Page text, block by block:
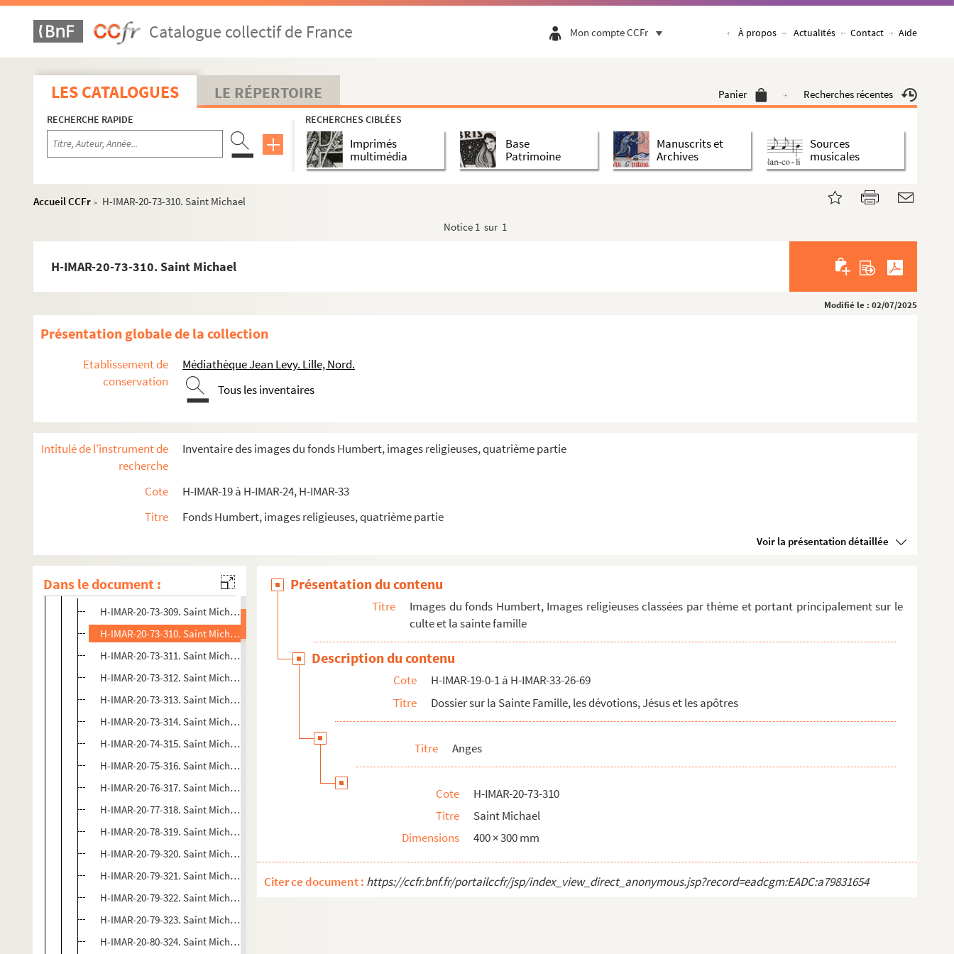
Catalogue collectif de France Mon compte CCFr À propos Actualités Contact Aide
LES CATALOGUES LE RÉPERTOIRE Panier Recherches récentes
RECHERCHE RAPIDE RECHERCHES CIBLÉES
Imprimés
multimédia
Base
Patrimoine
Manuscrits et
Archives
Sources
musicales
Accueil CCFr >
H-IMAR-20-73-310. Saint Michael
Notice 1 sur 1
H-IMAR-20-73-310. Saint Michael
Modifié le : 02/07/2025
Présentation globale de la collection
Etablissement de
conservation
Médiathèque Jean Levy. Lille, Nord.
Tous les inventaires
Intitulé de l'instrument de
recherche
Inventaire des images du fonds Humbert, images religieuses, quatrième partie
Cote
H-IMAR-19 à H-IMAR-24, H-IMAR-33
Titre
Fonds Humbert, images religieuses, quatrième partie
Voir la présentation détaillée
Dans le document :
Images du fonds Humbert, Images religieuses classées par thème et portant principalement sur le cult...
H-IMAR-19-0-1 à H-IMAR-33-26-69. Dossier sur la Sainte Famille, les dévotions, Jésus et les apôtres
Sainte Trinité
H-IMAR-19-13-47. Saint-Esprit
H-IMAR-19-14-49. Saint-Esprit, étiquettes de fils
Jésus, Marie, Dieu
La Sainte Famille
Anges
H-IMAR-20-73-309. Saint Michael
H-IMAR-20-73-310. Saint Michael
H-IMAR-20-73-311. Saint Michael
H-IMAR-20-73-312. Saint Michael
H-IMAR-20-73-313. Saint Michael
H-IMAR-20-73-314. Saint Michael
H-IMAR-20-74-315. Saint Michel Archange
H-IMAR-20-75-316. Saint Michel Archange
H-IMAR-20-76-317. Saint Michael
H-IMAR-20-77-318. Saint Michael
H-IMAR-20-78-319. Saint Michael
H-IMAR-20-79-320. Saint Michael
H-IMAR-20-79-321. Saint Michael
H-IMAR-20-79-322. Saint Michael
H-IMAR-20-79-323. Saint Michael
H-IMAR-20-80-324. Saint Michael
Présentation du contenu
Titre
Images du fonds Humbert, Images religieuses classées par thème et portant principalement sur le
culte et la sainte famille
Description du contenu
Cote
H-IMAR-19-0-1 à H-IMAR-33-26-69
Titre
Dossier sur la Sainte Famille, les dévotions, Jésus et les apôtres
Titre Anges
Cote
H-IMAR-20-73-310
Titre
Saint Michael
Dimensions
400 × 300 mm
Citer ce document : https://ccfr.bnf.fr/portailccfr/jsp/index_view_direct_anonymous.jsp?record=eadcgm:EADC:a79831654